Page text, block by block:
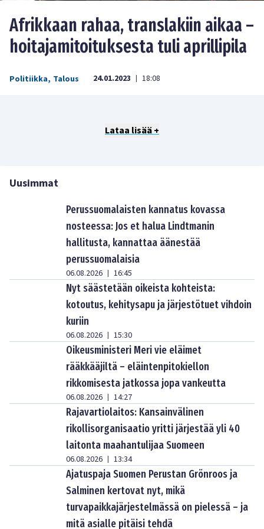
Afrikkaan rahaa, translakiin aikaa –
hoitajamitoituksesta tuli aprillipila
Politiikka, Talous 24.01.2023 | 18:08
Lataa lisää +
Uusimmat
Perussuomalaisten kannatus kovassa
nosteessa: Jos et halua Lindtmanin
hallitusta, kannattaa äänestää
perussuomalaisia
06.08.2026 | 16:45
Nyt säästetään oikeista kohteista:
kotoutus, kehitysapu ja järjestötuet vihdoin
kuriin
06.08.2026 | 15:30
Oikeusministeri Meri vie eläimet
rääkkääjiltä – eläintenpitokiellon
rikkomisesta jatkossa jopa vankeutta
06.08.2026 | 14:27
Rajavartiolaitos: Kansainvälinen
rikollisorganisaatio yritti järjestää yli 40
laitonta maahantulijaa Suomeen
06.08.2026 | 13:34
Ajatuspaja Suomen Perustan Grönroos ja
Salminen kertovat nyt, mikä
turvapaikkajärjestelmässä on pielessä – ja
mitä asialle pitäisi tehdä